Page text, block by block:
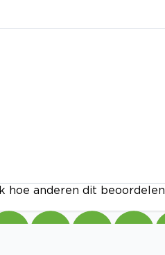
hoe anderen dit beoordelen